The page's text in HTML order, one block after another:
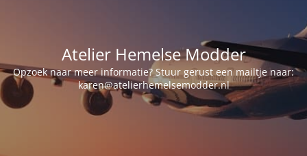
Atelier Hemelse Modder
Opzoek naar meer informatie? Stuur gerust een mailtje naar:
karen@atelierhemelsemodder.nl